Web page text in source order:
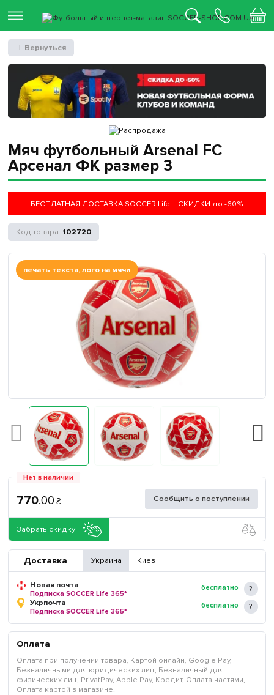
Мяч футбольный Arsenal FC
Арсенал ФК размер 3
БЕСПЛАТНАЯ ДОСТАВКА SOCCER Life + СКИДКИ до -60%
102720
печать текста, лого на мячи
Нет в наличии
770.00 ₴ Сообщить о поступлении
Забрать скидку
Доставка Украина Киев
Новая почта
Подписка SOCCER Life 365*
бесплатно
Укрпочта
Подписка SOCCER Life 365*
бесплатно
Оплата
Оплата при получении товара, Картой онлайн, Google Pay,
Безналичными для юридических лиц, Безналичный для
физических лиц, PrivatPay, Apple Pay, Кредит, Оплата частями,
Оплата картой в магазине.
Вернуться